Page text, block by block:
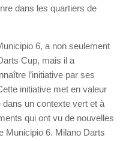
dans les quartiers de
6, a non seulement
Cup, mais il a
l’initiative par ses
initiative met en valeur
dans un contexte vert et à
qui ont vu de nouvelles
Municipio 6. Milano Darts